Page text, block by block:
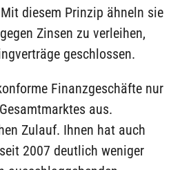
diesem Prinzip ähneln sie
Zinsen zu verleihen,
geschlossen.
Finanzgeschäfte nur
aus.
Zulauf. Ihnen hat auch
2007 deutlich weniger